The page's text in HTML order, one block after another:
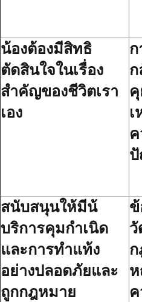
น้องต้องมีสิทธิ
ตัดสินใจในเรื่อง
สำคัญของชีวิตเรา
เอง
ปั
สนับสนุนให้มีน้
บริการคุมกำเนิด
และการทำแท้ง
อย่างปลอดภัยและ
ถูกกฎหมาย